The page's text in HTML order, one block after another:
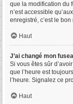
que la modification du
n’est accessible
enregistré, c’est le
Haut
J’ai changé mon
Si vous êtes sûr
que l’heure est
l’heure. Signalez ce
Haut